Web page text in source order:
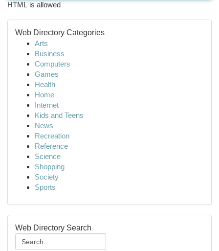
HTML is allowed
Web Directory Categories
Arts
Business
Computers
Games
Health
Home
Internet
Kids and Teens
News
Recreation
Reference
Science
Shopping
Society
Sports
Web Directory Search